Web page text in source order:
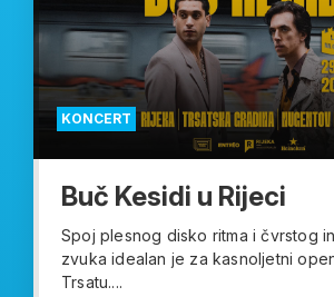
KONCERT
Buč Kesidi u Rijeci
Spoj plesnog disko ritma i čvrstog
zvuka idealan je za kasnoljetni
Trsatu....